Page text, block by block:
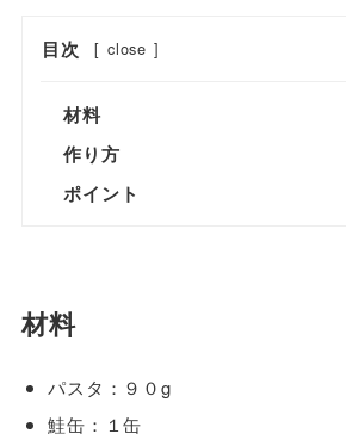
目次 [ close ]
材料
作り方
ポイント
材料
パスタ：９０g
鮭缶：１缶